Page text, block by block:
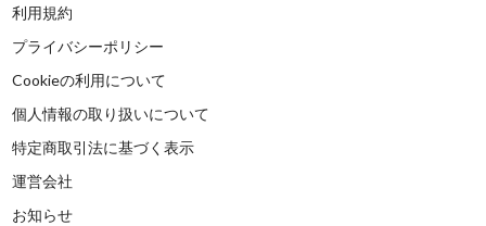
利用規約
プライバシーポリシー
Cookieの利用について
個人情報の取り扱いについて
特定商取引法に基づく表示
運営会社
お知らせ